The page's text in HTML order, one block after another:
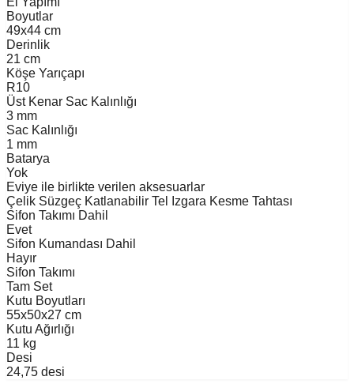
Boyutlar
49x44 cm
Derinlik
21 cm
Köşe Yarıçapı
R10
Üst Kenar Sac Kalınlığı
3 mm
Sac Kalınlığı
1 mm
Batarya
Yok
Eviye ile birlikte verilen aksesuarlar
Çelik Süzgeç Katlanabilir Tel Izgara Kesme Tahtası
Sifon Takımı Dahil
Evet
Sifon Kumandası Dahil
Hayır
Sifon Takımı
Tam Set
Kutu Boyutları
55x50x27 cm
Kutu Ağırlığı
11 kg
Desi
24,75 desi